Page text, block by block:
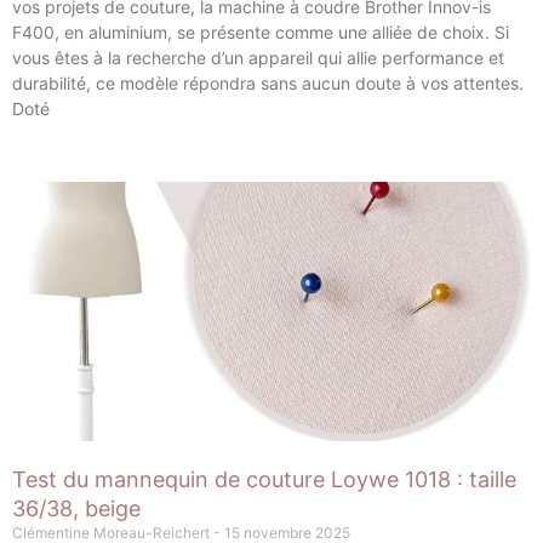
vos projets de couture, la machine à coudre Brother Innov-is
F400, en aluminium, se présente comme une alliée de choix. Si
vous êtes à la recherche d’un appareil qui allie performance et
durabilité, ce modèle répondra sans aucun doute à vos attentes.
Doté
Test du mannequin de couture Loywe 1018 : taille
36/38, beige
Clémentine Moreau-Reichert 15 novembre 2025